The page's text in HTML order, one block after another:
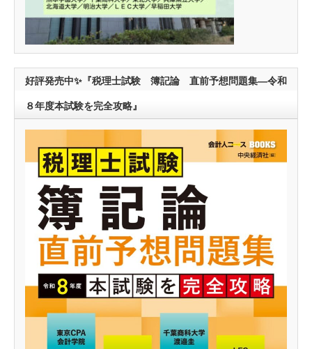
好評発売中✨『税理士試験 簿記論 直前予想問題集―令和
８年度本試験を完全攻略』